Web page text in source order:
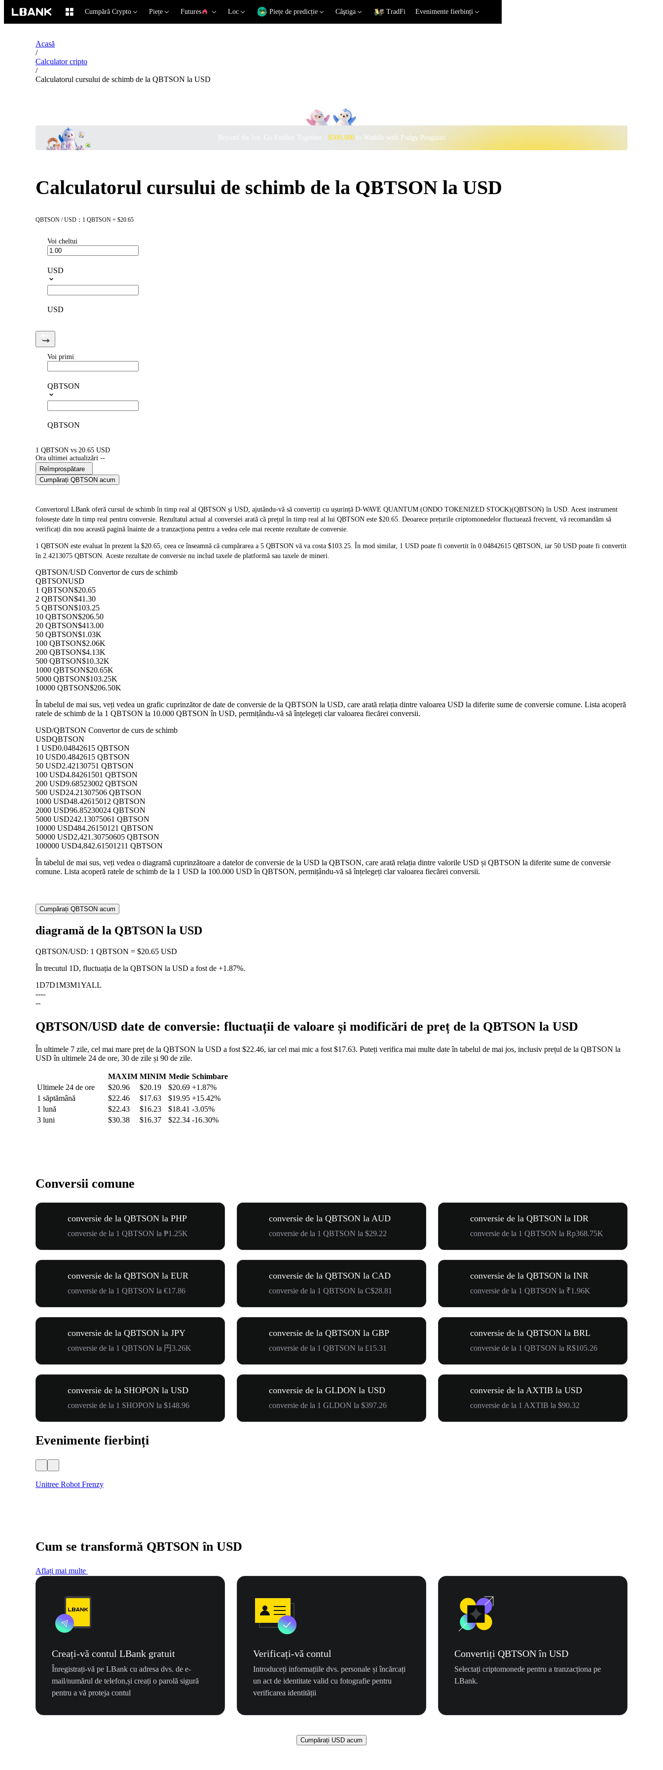
Cumpără Crypto Piețe Futures Loc Piețe de predicție Câştiga TradFi Evenimente fierbinți
Acasă
/
Calculator cripto
/
Calculatorul cursului de schimb de la QBTSON la USD
Beyond the Ice, Go Further Together · $500,000to Waddle with Pudgy Penguins
Calculatorul cursului de schimb de la QBTSON la USD
QBTSON / USD：1 QBTSON = $20.65
Voi cheltui
USD
USD
Voi primi
QBTSON
QBTSON
1 QBTSON vs 20.65 USD
Ora ultimei actualizări --
Reîmprospătare
Cumpărați QBTSON acum
Convertorul LBank oferă cursul de schimb în timp real al QBTSON și USD, ajutându-vă să convertiți cu ușurință D-WAVE QUANTUM (ONDO TOKENIZED STOCK)(QBTSON) în USD. Acest instrument
folosește date în timp real pentru conversie. Rezultatul actual al conversiei arată că prețul în timp real al lui QBTSON este $20.65. Deoarece prețurile criptomonedelor fluctuează frecvent, vă recomandăm să
verificați din nou această pagină înainte de a tranzacționa pentru a vedea cele mai recente rezultate de conversie.
1 QBTSON este evaluat în prezent la $20.65, ceea ce înseamnă că cumpărarea a 5 QBTSON vă va costa $103.25. În mod similar, 1 USD poate fi convertit în 0.04842615 QBTSON, iar 50 USD poate fi convertit
în 2.4213075 QBTSON. Aceste rezultate de conversie nu includ taxele de platformă sau taxele de mineri.
QBTSON/USD Convertor de curs de schimb
QBTSONUSD
1 QBTSON$20.65
2 QBTSON$41.30
5 QBTSON$103.25
10 QBTSON$206.50
20 QBTSON$413.00
50 QBTSON$1.03K
100 QBTSON$2.06K
200 QBTSON$4.13K
500 QBTSON$10.32K
1000 QBTSON$20.65K
5000 QBTSON$103.25K
10000 QBTSON$206.50K
În tabelul de mai sus, veți vedea un grafic cuprinzător de date de conversie de la QBTSON la USD, care arată relația dintre valoarea USD la diferite sume de conversie comune. Lista acoperă
ratele de schimb de la 1 QBTSON la 10.000 QBTSON în USD, permițându-vă să înțelegeți clar valoarea fiecărei conversii.
USD/QBTSON Convertor de curs de schimb
USDQBTSON
1 USD0.04842615 QBTSON
10 USD0.4842615 QBTSON
50 USD2.42130751 QBTSON
100 USD4.84261501 QBTSON
200 USD9.68523002 QBTSON
500 USD24.21307506 QBTSON
1000 USD48.42615012 QBTSON
2000 USD96.85230024 QBTSON
5000 USD242.13075061 QBTSON
10000 USD484.26150121 QBTSON
50000 USD2,421.30750605 QBTSON
100000 USD4,842.61501211 QBTSON
În tabelul de mai sus, veți vedea o diagramă cuprinzătoare a datelor de conversie de la USD la QBTSON, care arată relația dintre valorile USD și QBTSON la diferite sume de conversie
comune. Lista acoperă ratele de schimb de la 1 USD la 100.000 USD în QBTSON, permițându-vă să înțelegeți clar valoarea fiecărei conversii.
Cumpărați QBTSON acum
diagramă de la QBTSON la USD
QBTSON/USD: 1 QBTSON = $20.65 USD
În trecutul 1D, fluctuația de la QBTSON la USD a fost de +1.87%.
1D7D1M3M1YALL
----
--
QBTSON/USD date de conversie: fluctuații de valoare și modificări de preț de la QBTSON la USD
În ultimele 7 zile, cel mai mare preț de la QBTSON la USD a fost $22.46, iar cel mai mic a fost $17.63. Puteți verifica mai multe date în tabelul de mai jos, inclusiv prețul de la QBTSON la
USD în ultimele 24 de ore, 30 de zile și 90 de zile.
MAXIM MINIM Medie Schimbare
Ultimele 24 de ore
$20.96 $20.19 $20.69 +1.87%
1 săptămână
$22.46 $17.63 $19.95 +15.42%
1 lună
$22.43 $16.23 $18.41 -3.05%
3 luni
$30.38 $16.37 $22.34 -16.30%
Conversii comune
conversie de la QBTSON la PHP
conversie de la 1 QBTSON la ₱1.25K
conversie de la QBTSON la AUD
conversie de la 1 QBTSON la $29.22
conversie de la QBTSON la IDR
conversie de la 1 QBTSON la Rp368.75K
conversie de la QBTSON la EUR
conversie de la 1 QBTSON la €17.86
conversie de la QBTSON la CAD
conversie de la 1 QBTSON la C$28.81
conversie de la QBTSON la INR
conversie de la 1 QBTSON la ₹1.96K
conversie de la QBTSON la JPY
conversie de la 1 QBTSON la 円3.26K
conversie de la QBTSON la GBP
conversie de la 1 QBTSON la £15.31
conversie de la QBTSON la BRL
conversie de la 1 QBTSON la R$105.26
conversie de la SHOPON la USD
conversie de la 1 SHOPON la $148.96
conversie de la GLDON la USD
conversie de la 1 GLDON la $397.26
conversie de la AXTIB la USD
conversie de la 1 AXTIB la $90.32
Evenimente fierbinți
Unitree Robot Frenzy
Cum se transformă QBTSON în USD
Aflați mai multe
Creați-vă contul LBank gratuit
Înregistrați-vă pe LBank cu adresa dvs. de e-
mail/numărul de telefon,și creați o parolă sigură
pentru a vă proteja contul
Verificați-vă contul
Introduceți informațiile dvs. personale și încărcați
un act de identitate valid cu fotografie pentru
verificarea identității
Convertiți QBTSON în USD
Selectați criptomonede pentru a tranzacționa pe
LBank.
Cumpărați USD acum